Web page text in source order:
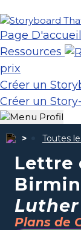
Page D'accueil
Ressources
prix
Créer un
Créer un
Toutes
Lettre
Plans de